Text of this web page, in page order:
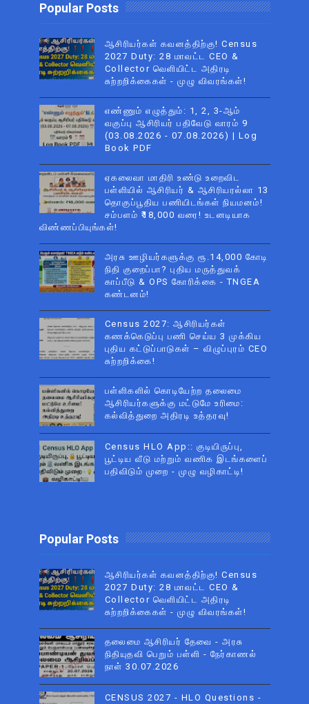
Popular Posts
ஆசிரியர்கள் கவனத்திற்கு! Census
2027 Duty: 28 மாவட்ட CEO &
Collector வெளியிட்ட அதிரடி
சுற்றறிக்கைகள் - முழு விவரங்கள்!
எண்ணும் எழுத்தும்: 1, 2, 3-ஆம்
வகுப்பு ஆசிரியர் பதிவேடு வாரம் 9
(03.08.2026 - 07.08.2026) | Log
Book PDF
ஏகலைவா மாதிரி உண்டு உறைவிட
பள்ளியில் ஆசிரியர் & ஆசிரியரல்லா 13
தொகுப்பூதிய பணியிடங்கள் நியமனம்!
சம்பளம் ₹18,000 வரை! உடனடியாக
விண்ணப்பியுங்கள்!
அரசு ஊழியர்களுக்கு ரூ.14,000 கோடி
நிதி குறைப்பா? புதிய மருத்துவக்
காப்பீடு & OPS கோரிக்கை - TNGEA
கண்டனம்!
Census 2027: ஆசிரியர்கள்
கணக்கெடுப்பு பணி செய்ய 3 முக்கிய
புதிய கட்டுப்பாடுகள் – விழுப்புரம் CEO
சுற்றறிக்கை!
பள்ளிகளில் கொடியேற்ற தலைமை
ஆசிரியர்களுக்கு மட்டுமே உரிமை:
கல்வித்துறை அதிரடி உத்தரவு!
Census HLO App:: குடியிருப்பு,
பூட்டிய வீடு மற்றும் வணிக இடங்களைப்
பதிவிடும் முறை - முழு வழிகாட்டி!
Popular Posts
ஆசிரியர்கள் கவனத்திற்கு! Census
2027 Duty: 28 மாவட்ட CEO &
Collector வெளியிட்ட அதிரடி
சுற்றறிக்கைகள் - முழு விவரங்கள்!
தலைமை ஆசிரியர் தேவை - அரசு
நிதியுதவி பெறும் பள்ளி - நேர்காணல்
நாள் 30.07.2026
CENSUS 2027 - HLO Questions -